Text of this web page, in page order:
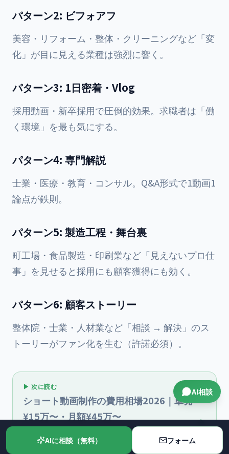
パターン2: ビフォアフ
美容・リフォーム・整体・クリーニングなど「変
化」が目に見える業種は強烈に響く。
パターン3: 1日密着・Vlog
採用動画・新卒採用で圧倒的効果。求職者は「働
く環境」を最も気にする。
パターン4: 専門解説
士業・医療・教育・コンサル。Q&A形式で1動画1
論点が鉄則。
パターン5: 製造工程・舞台裏
町工場・食品製造・印刷業など「見えないプロ仕
事」を見せると採用にも顧客獲得にも効く。
パターン6: 顧客ストーリー
整体院・士業・人材業など「相談 → 解決」のス
トーリーがファン化を生む（許諾必須）。
▶ 次に読む
ショート動画制作の費用相場2026｜単発
¥15万〜・月額¥45万〜
動画の費用感を相場と各社の中身から比較
AIに相談（無料） フォーム
AI相談